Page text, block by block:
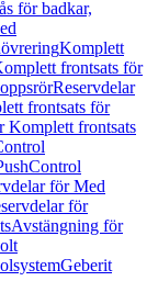
för badkar,
Komplett
frontsats för
Reservdelar
frontsats för
Komplett frontsats
för Med
för
Avstängning för
Geberit